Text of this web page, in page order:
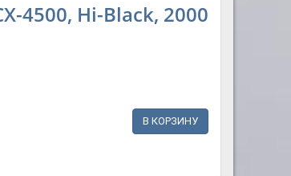
4500, Hi-Black, 2000
В КОРЗИНУ